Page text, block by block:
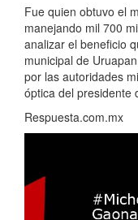
Fue quien obtuvo el
manejando mil 700
analizar el beneficio
municipal de
por las autoridades
óptica del presidente
Respuesta.com.mx